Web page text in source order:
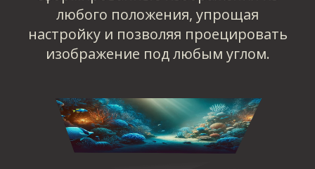
любого положения, упрощая
настройку и позволяя проецировать
изображение под любым углом.